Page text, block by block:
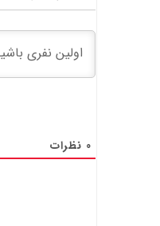
0 نظرات